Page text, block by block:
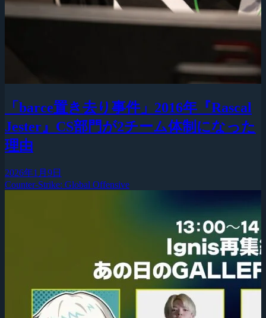
「barce置き去り事件」2016年『Rascal
Jester』CS部門が2チーム体制になった
理由
2026年1月9日
Counter-Strike: Global Offensive